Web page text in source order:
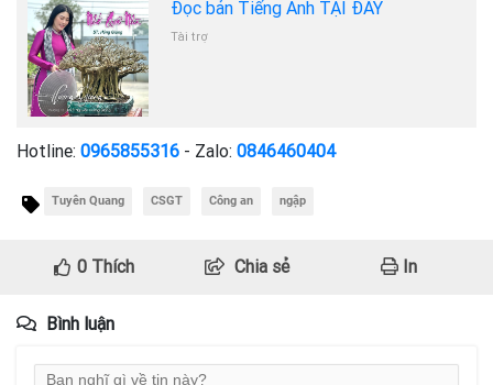
Đọc bản Tiếng Anh TẠI ĐÂY
Tài trợ
Hotline: 0965855316 - Zalo: 0846460404
Tuyên Quang CSGT Công an ngập
0Thích Chia sẻ In
Bình luận